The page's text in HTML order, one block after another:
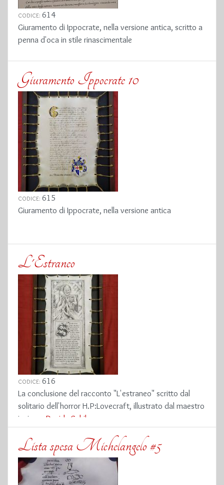
CODICE: 614
Giuramento di Ippocrate, nella versione antica, scritto a
penna d'oca in stile rinascimentale
Giuramento Ippocrate 10
CODICE: 615
Giuramento di Ippocrate, nella versione antica
L'Estraneo
CODICE: 616
La conclusione del racconto "L'estraneo" scritto dal
solitario dell'horror H.P:Lovecraft, illustrato dal maestro
incisore Davide Schileo
Lista spesa Michelangelo #5